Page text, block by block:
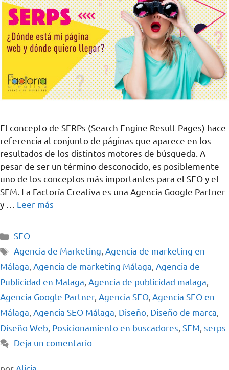
El concepto de SERPs (Search Engine Result Pages) hace
referencia al conjunto de páginas que aparece en los
resultados de los distintos motores de búsqueda. A
pesar de ser un término desconocido, es posiblemente
uno de los conceptos más importantes para el SEO y el
SEM. La Factoría Creativa es una Agencia Google Partner
y … Leer más
SEO
Agencia de Marketing,Agencia de marketing en
Málaga, Agencia de marketing Málaga, Agencia de
Publicidad en Malaga, Agencia de publicidad malaga,
Agencia Google Partner, Agencia SEO, Agencia SEO en
Málaga, Agencia SEO Málaga, Diseño, Diseño de marca,
Diseño Web, Posicionamiento en buscadores, SEM, serps
Deja un comentario